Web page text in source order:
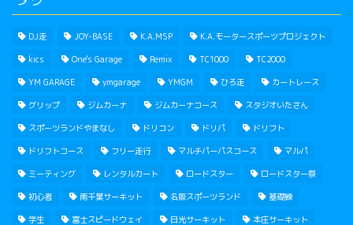
DJ走 JOY-BASE K.A.MSP K.A.モータースポーツプロジェクト
kics One's Garage Remix TC1000 TC2000
YM GARAGE ymgarage YMGM ひろ走 カートレース
グリップ ジムカーナ ジムカーナコース スタジオいたさん
スポーツランドやまなし ドリコン ドリパ ドリフト
ドリフトコース フリー走行 マルチパーパスコース マルパ
ミーティング レンタルカート ロードスター ロードスター祭
初心者 南千葉サーキット 名阪スポーツランド 基礎練
学生 富士スピードウェイ 日光サーキット 本庄サーキット